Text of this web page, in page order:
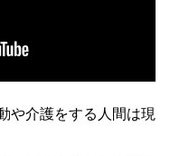
や介護をする人間は現